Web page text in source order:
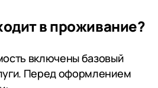
туда
родителей.в проживание?
включены базовый
Перед оформлением